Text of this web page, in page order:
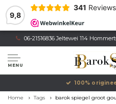
9,8
341 Reviews
06-21516836 Jeltewei 114
MENU
100%
Home Tags barok spiegel groot